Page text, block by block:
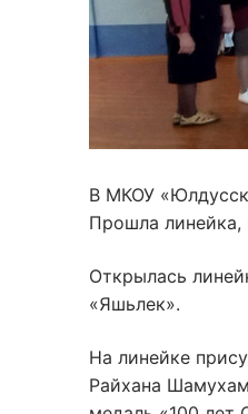
В МКОУ
Прошла линейка,
Открылась
«Яшьлек».
На линейке
Райхана